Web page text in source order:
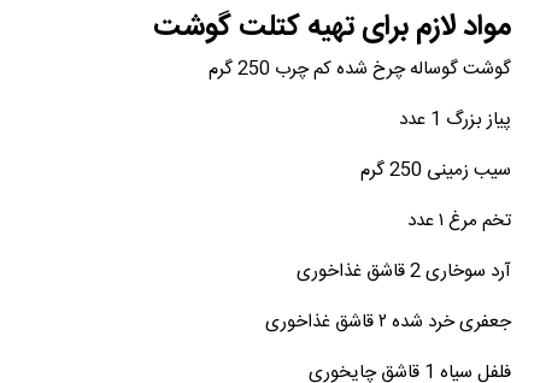
مواد لازم برای تهیه کتلت گوشت
گوشت گوساله چرخ شده کم چرب 250 گرم
پیاز بزرگ 1 عدد
سیب زمینی 250 گرم
تخم مرغ ۱ عدد
آرد سوخاری 2 قاشق غذاخوری
جعفری خرد شده ۲ قاشق غذاخوری
فلفل سیاه 1 قاشق چایخوری